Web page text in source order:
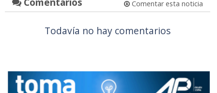
Comentar esta noticia
Todavía no hay comentarios